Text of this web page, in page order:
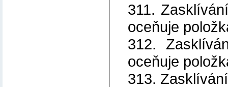
311.
oceňuje
312.
oceňuje
313.